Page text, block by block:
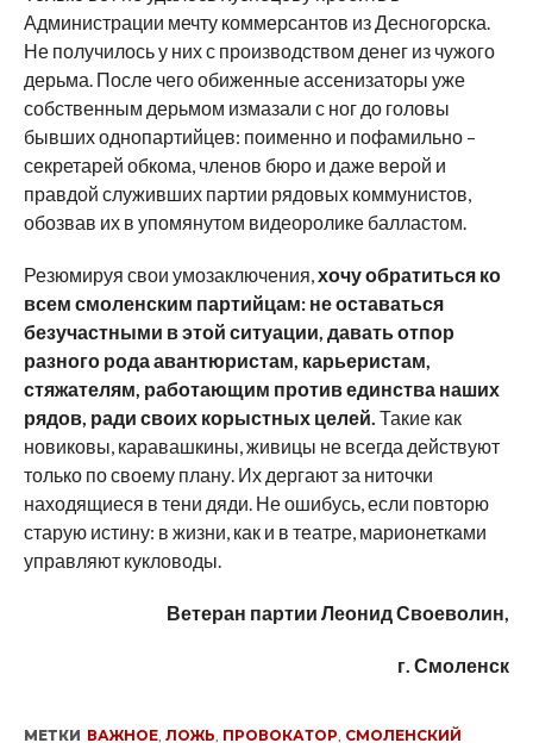
Администрации мечту коммерсантов из Десногорска.
Не получилось у них с производством денег из чужого
дерьма. После чего обиженные ассенизаторы уже
собственным дерьмом измазали с ног до головы
бывших однопартийцев: поименно и пофамильно –
секретарей обкома, членов бюро и даже верой и
правдой служивших партии рядовых коммунистов,
обозвав их в упомянутом видеоролике балластом.
Резюмируя свои умозаключения, хочу обратиться ко
всем смоленским партийцам: не оставаться
безучастными в этой ситуации, давать отпор
разного рода авантюристам, карьеристам,
стяжателям, работающим против единства наших
рядов, ради своих корыстных целей. Такие как
новиковы, каравашкины, живицы не всегда действуют
только по своему плану. Их дергают за ниточки
находящиеся в тени дяди. Не ошибусь, если повторю
старую истину: в жизни, как и в театре, марионетками
управляют кукловоды.
Ветеран партии Леонид Своеволин,
г. Смоленск
МЕТКИ ВАЖНОЕ, ЛОЖЬ ПРОВОКАТОР СМОЛЕНСКИЙ